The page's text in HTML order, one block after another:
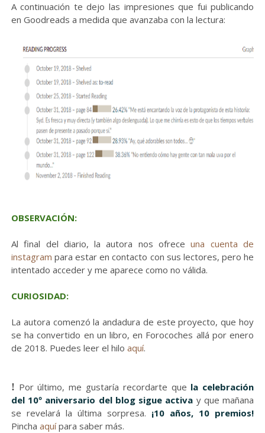
A continuación te dejo las impresiones que fui publicando
en Goodreads a medida que avanzaba con la lectura:
OBSERVACIÓN:
Al final del diario, la autora nos ofreceuna cuenta de
instagram para estar en contacto con sus lectores, pero he
intentado acceder y me aparece como no válida.
CURIOSIDAD:
La autora comenzó la andadura de este proyecto, que hoy
se ha convertido en un libro, en Forocoches allá por enero
de 2018. Puedes leer el hilo aquí.
! Por último, me gustaría recordarte que la celebración
del 10º aniversario del blog sigue activa y que mañana
se revelará la última sorpresa. ¡10 años, 10 premios!
Pincha aquípara saber más.